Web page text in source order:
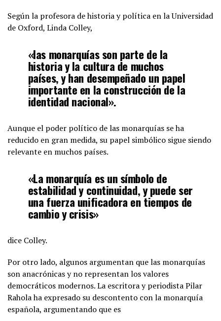
Según la profesora de historia y política en la Universidad
de Oxford, Linda Colley,
«las monarquías son parte de la
historia y la cultura de muchos
países, y han desempeñado un papel
importante en la construcción de la
identidad nacional».
Aunque el poder político de las monarquías se ha
reducido en gran medida, su papel simbólico sigue siendo
relevante en muchos países.
«La monarquía es un símbolo de
estabilidad y continuidad, y puede ser
una fuerza unificadora en tiempos de
cambio y crisis»
dice Colley.
Por otro lado, algunos argumentan que las monarquías
son anacrónicas y no representan los valores
democráticos modernos. La escritora y periodista Pilar
Rahola ha expresado su descontento con la monarquía
española, argumentando que es